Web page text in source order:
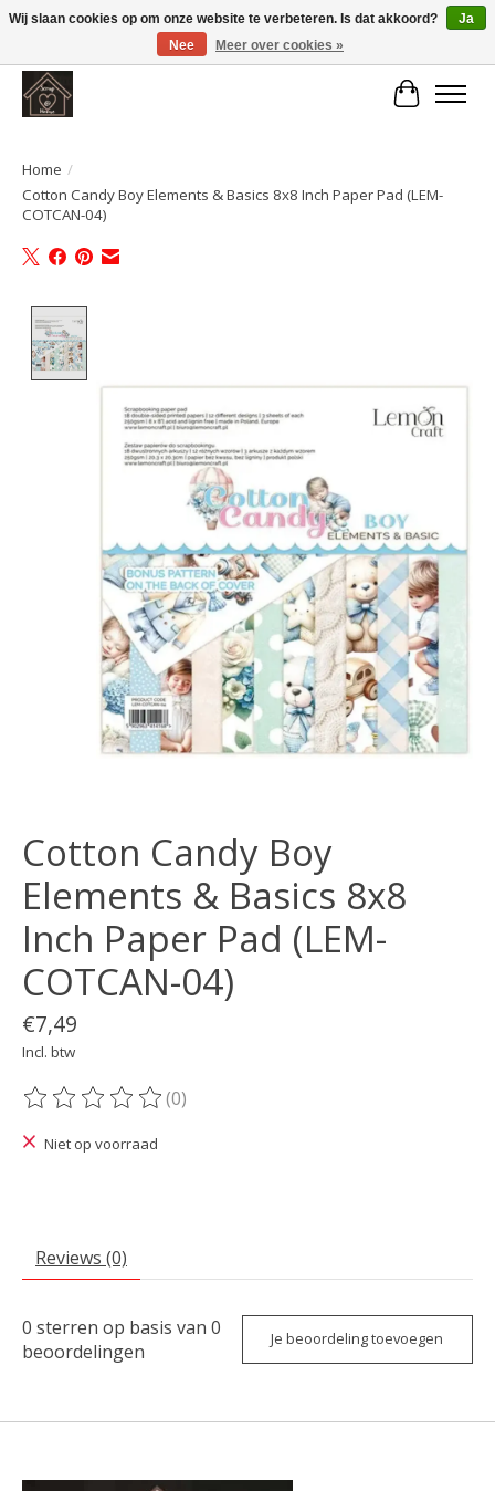
Large selection of products and fast shipping!
Home /
Cotton Candy Boy Elements & Basics 8x8 Inch Paper Pad (LEM-
COTCAN-04)
Cotton Candy Boy
Elements & Basics 8x8
Inch Paper Pad (LEM-
COTCAN-04)
€7,49
Incl. btw
De beoordeling van dit product is
(0)
Niet op voorraad
Reviews (0)
0 sterren op basis van 0
beoordelingen
Je beoordeling toevoegen
Wij slaan cookies op om onze website te verbeteren. Is dat akkoord?
Ja
Nee
Meer over cookies »